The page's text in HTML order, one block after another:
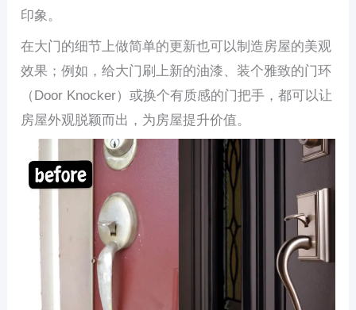
印象。
在大门的细节上做简单的更新也可以制造房屋的美观
效果；例如，给大门刷上新的油漆、装个雅致的门环
（Door Knocker）或换个有质感的门把手，都可以让
房屋外观脱颖而出，为房屋提升价值。